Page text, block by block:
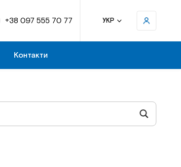
+38 097 555 70 77 УКР
Контакти